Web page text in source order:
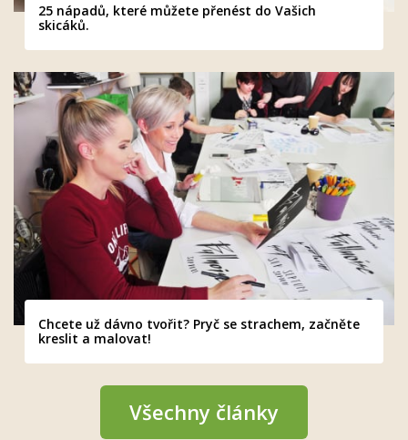
25 nápadů, které můžete přenést do Vašich
skicáků.
Chcete už dávno tvořit? Pryč se strachem, začněte
kreslit a malovat!
Všechny články